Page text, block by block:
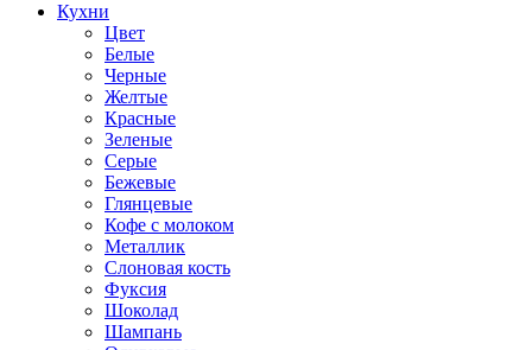
Кухни
Цвет
Белые
Черные
Желтые
Красные
Зеленые
Серые
Бежевые
Глянцевые
Кофе с молоком
Металлик
Слоновая кость
Фуксия
Шоколад
Шампань